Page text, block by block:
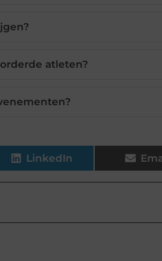
atleten?
LinkedIn